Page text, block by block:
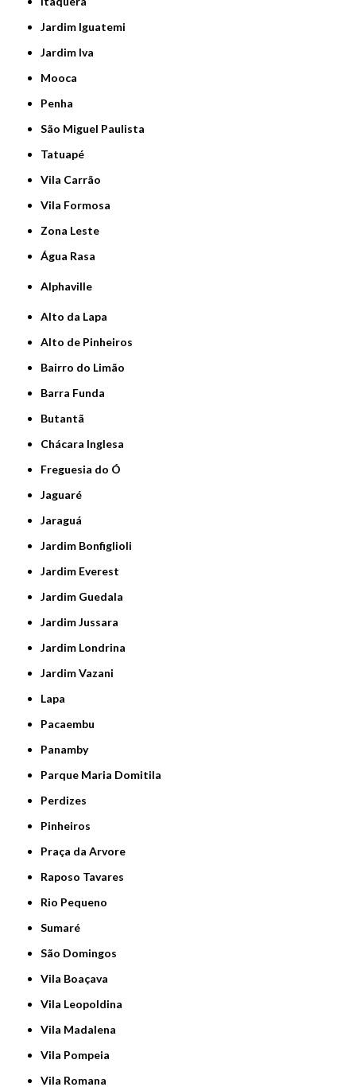
Jardim Iguatemi
Jardim Iva
Mooca
Penha
São Miguel Paulista
Tatuapé
Vila Carrão
Vila Formosa
Zona Leste
Água Rasa
Alphaville
Alto da Lapa
Alto de Pinheiros
Bairro do Limão
Barra Funda
Butantã
Chácara Inglesa
Freguesia do Ó
Jaguaré
Jaraguá
Jardim Bonfiglioli
Jardim Everest
Jardim Guedala
Jardim Jussara
Jardim Londrina
Jardim Vazani
Lapa
Pacaembu
Panamby
Parque Maria Domitila
Perdizes
Pinheiros
Praça da Arvore
Raposo Tavares
Rio Pequeno
Sumaré
São Domingos
Vila Boaçava
Vila Leopoldina
Vila Madalena
Vila Pompeia
Vila Romana